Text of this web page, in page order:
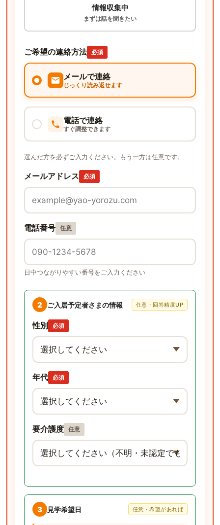
情報収集中
まずは話を聞きたい
ご希望の連絡方法 必須
メールで連絡
じっくり読み返せます
電話で連絡
すぐ調整できます
選んだ方を必ずご入力ください。もう一方は任意です。
メールアドレス 必須
電話番号 任意
日中つながりやすい番号をご入力ください
2 ご入居予定者さまの情報 任意・回答精度UP
性別 必須
年代 必須
要介護度 任意
3 見学希望日 任意・希望があれば